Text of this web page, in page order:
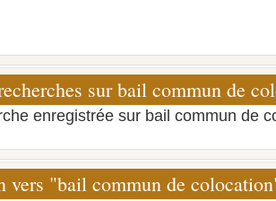
sur bail commun de
enregistrée sur bail commun de
vers "bail commun de